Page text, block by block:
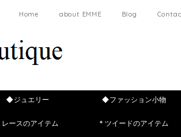
Home about EMME Blog
◆ジュエリー ◆ファッション小物
ースのアイテム * ツイードのアイテム